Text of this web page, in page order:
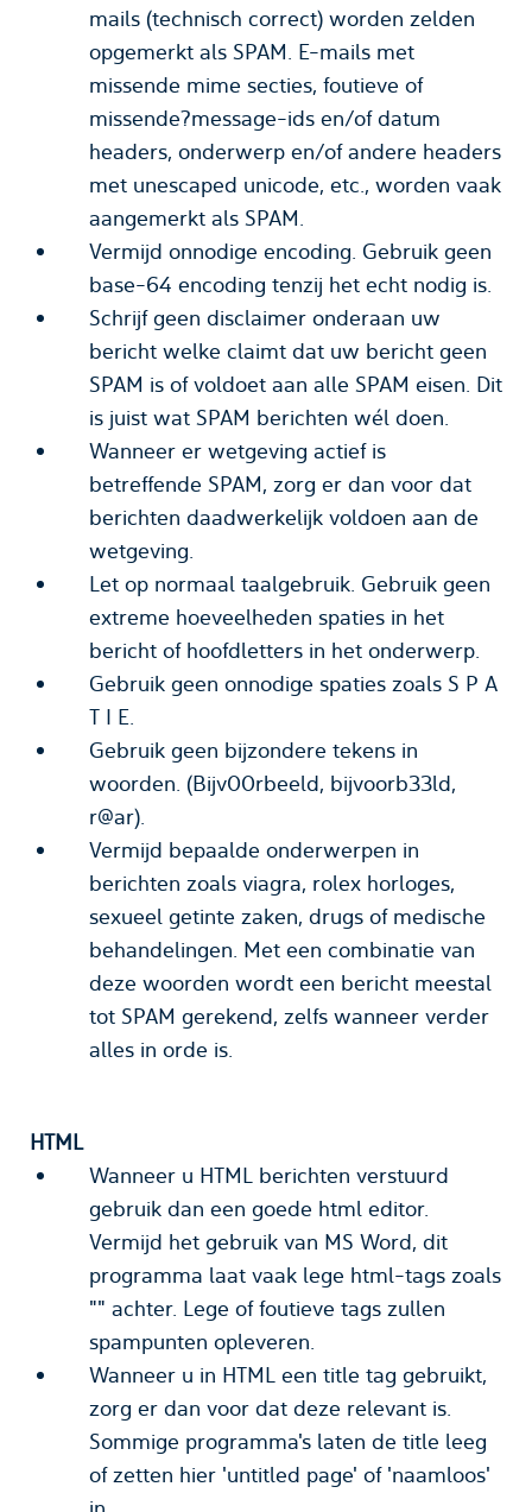
mails (technisch correct) worden zelden
opgemerkt als SPAM. E-mails met
missende mime secties, foutieve of
missende?message-ids en/ofdatum
headers, onderwerp en/of andere headers
met unescaped unicode, etc., worden vaak
aangemerkt als SPAM.
Vermijd onnodige encoding. Gebruik geen
base-64 encoding tenzij het echt nodig is.
Schrijf geen disclaimer onderaan uw
bericht welke claimt dat uw bericht geen
SPAM is of voldoet aan alle SPAM eisen. Dit
is juist wat SPAM berichten wél doen.
Wanneer er wetgeving actief is
betreffende SPAM, zorg er dan voor dat
berichten daadwerkelijk voldoen aan de
wetgeving.
Let op normaal taalgebruik. Gebruik geen
extreme hoeveelheden spaties in het
bericht of hoofdletters in het onderwerp.
Gebruik geen onnodige spaties zoals S P A
T I E.
Gebruik geen bijzondere tekens in
woorden. (Bijv00rbeeld, bijvoorb33ld,
r@ar).
Vermijd bepaalde onderwerpen in
berichten zoals viagra, rolex horloges,
sexueel getinte zaken, drugs of medische
behandelingen. Met een combinatie van
deze woorden wordt een bericht meestal
tot SPAM gerekend, zelfs wanneer verder
alles in orde is.
HTML
Wanneer u HTML berichten verstuurd
gebruik dan een goede html editor.
Vermijd het gebruik van MS Word, dit
programma laat vaak lege html-tags zoals
"" achter. Lege of foutieve tags zullen
spampunten opleveren.
Wanneer u in HTML een title tag gebruikt,
zorg er dan voor dat deze relevant is.
Sommige programma's laten de title leeg
of zetten hier 'untitled page' of 'naamloos'